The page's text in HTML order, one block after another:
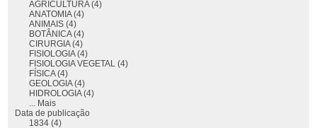
AGRICULTURA (4)
ANATOMIA (4)
ANIMAIS (4)
BOTÂNICA (4)
CIRURGIA (4)
FISIOLOGIA (4)
FISIOLOGIA VEGETAL (4)
FÍSICA (4)
GEOLOGIA (4)
HIDROLOGIA (4)
... Mais
Data de publicação
1834 (4)